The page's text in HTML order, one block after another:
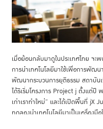
เมื่อย้อนกลับมาดูในประเทศไทย จะ
การนำเทคโนโลยีมาใช้เพื่อการพัฒ
พัฒนากระบวนการยุติธรรม สถาบัน
ได้ริเริ่มโครงการ Project j ตั้งแต่ปี
เก่าเราทำใหม่” และได้เปิดพื้นที่
ทดลองนำเทคโนโลยีมาเป็นเครื่อง